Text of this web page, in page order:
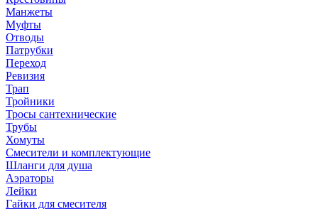
Манжеты
Муфты
Отводы
Патрубки
Переход
Ревизия
Трап
Тройники
Тросы сантехнические
Трубы
Хомуты
Смесители и комплектующие
Шланги для душа
Аэраторы
Лейки
Гайки для смесителя